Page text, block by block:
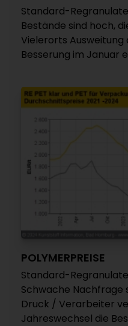
Standard-
Bestände sind hoch,
Vielerorts
Besserung im Januar
POLYMERPREISE
Standard-
Schwache Nachfrage
Druck / Verarbeiter
Jahreswechsel die